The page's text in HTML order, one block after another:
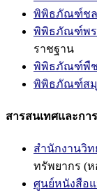
พิพิธภัณฑ์ช
พิพิธภัณฑ์พร
ราชฐาน
พิพิธภัณฑ์พื
พิพิธภัณฑ์สมุ
สารสนเทศและกา
สำนักงานวิ
ทรัพยากร (
ศูนย์หนังสือ